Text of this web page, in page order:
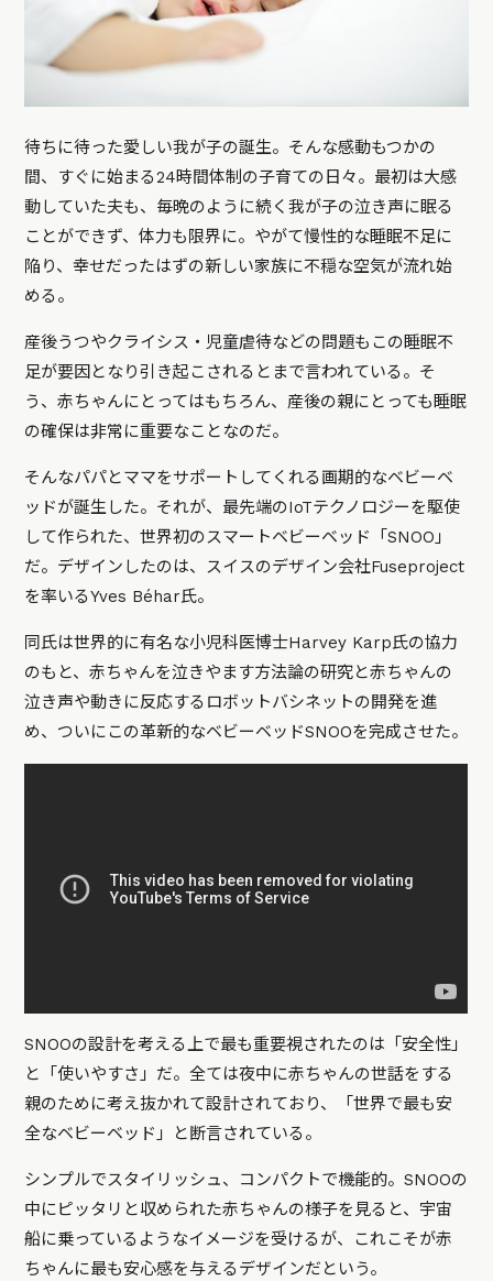
待ちに待った愛しい我が子の誕生。そんな感動もつかの
間、すぐに始まる24時間体制の子育ての日々。最初は大感
動していた夫も、毎晩のように続く我が子の泣き声に眠る
ことができず、体力も限界に。やがて慢性的な睡眠不足に
陥り、幸せだったはずの新しい家族に不穏な空気が流れ始
める。
産後うつやクライシス・児童虐待などの問題もこの睡眠不
足が要因となり引き起こされるとまで言われている。そ
う、赤ちゃんにとってはもちろん、産後の親にとっても睡眠
の確保は非常に重要なことなのだ。
そんなパパとママをサポートしてくれる画期的なベビーベ
ッドが誕生した。それが、最先端のIoTテクノロジーを駆使
して作られた、世界初のスマートベビーベッド「SNOO」
だ。デザインしたのは、スイスのデザイン会社Fuseproject
を率いるYves Béhar氏。
同氏は世界的に有名な小児科医博士Harvey Karp氏の協力
のもと、赤ちゃんを泣きやます方法論の研究と赤ちゃんの
泣き声や動きに反応するロボットバシネットの開発を進
め、ついにこの革新的なベビーベッドSNOOを完成させた。
SNOOの設計を考える上で最も重要視されたのは「安全性」
と「使いやすさ」だ。全ては夜中に赤ちゃんの世話をする
親のために考え抜かれて設計されており、「世界で最も安
全なベビーベッド」と断言されている。
シンプルでスタイリッシュ、コンパクトで機能的。SNOOの
中にピッタリと収められた赤ちゃんの様子を見ると、宇宙
船に乗っているようなイメージを受けるが、これこそが赤
ちゃんに最も安心感を与えるデザインだという。